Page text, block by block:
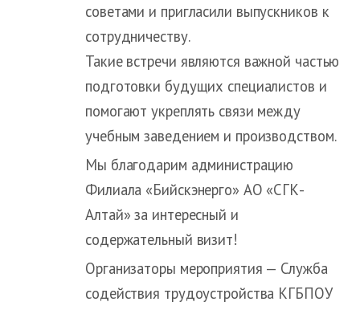
советами и пригласили выпускников к
сотрудничеству.
Такие встречи являются важной частью
подготовки будущих специалистов и
помогают укреплять связи между
учебным заведением и производством.
Мы благодарим администрацию
Филиала «Бийскэнерго» АО «СГК-
Алтай» за интересный и
содержательный визит!
Организаторы мероприятия — Служба
содействия трудоустройства КГБПОУ